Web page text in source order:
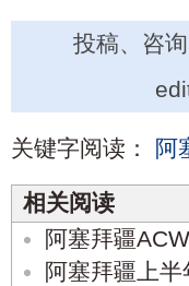
投稿、咨
关键字阅读： 阿
相关阅读
阿塞拜疆
阿塞拜疆上